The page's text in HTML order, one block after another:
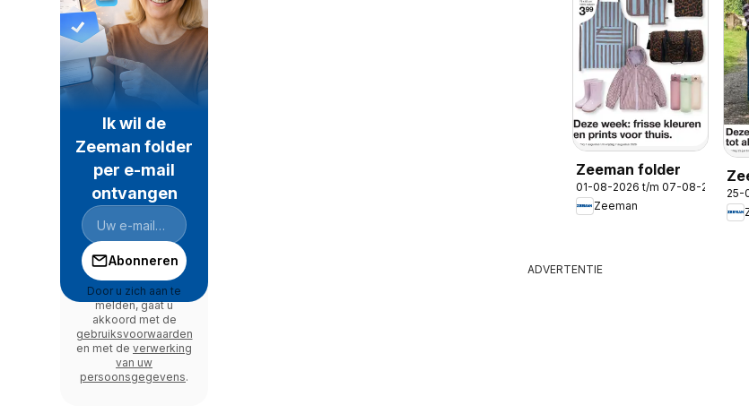
Zeeman folder
01-08-2026 t/m 07-08-2026
Zeeman
25-
ADVERTENTIE
Ik wil de
Zeeman folder
per e-mail
ontvangen
Abonneren
Door u zich aan te
melden, gaat u
akkoord met de
gebruiksvoorwaarden
en met de verwerking
van uw
persoonsgegevens.